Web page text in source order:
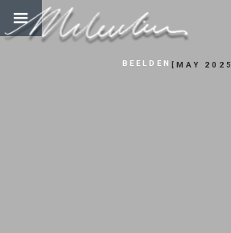
BEELDEN [ MAY 2025